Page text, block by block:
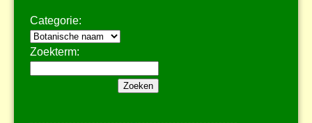
Categorie:
Zoekterm: